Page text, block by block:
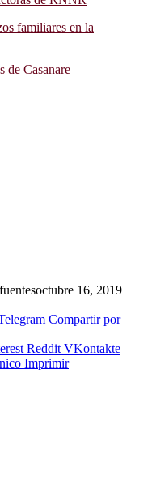
familiares en la
de Casanare
octubre 16, 2019
Compartir por
Reddit VKontakte
Imprimir